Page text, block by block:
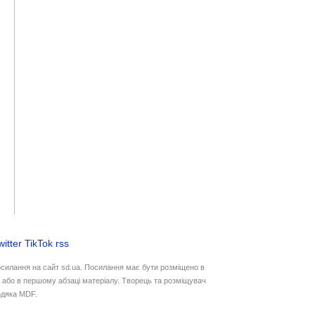
TikTok rss
на сайт sd.ua. Посилання має бути розміщено в
або в першому абзаці матеріалу. Творець та розміщувач
MDF.